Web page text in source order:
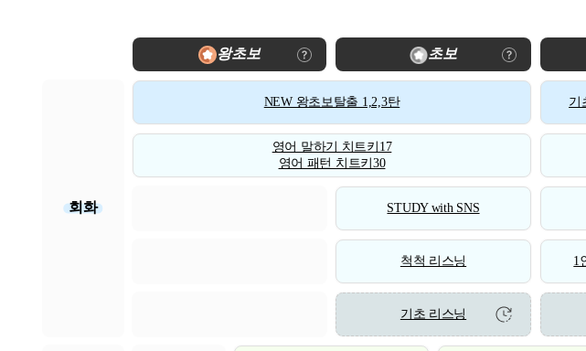
왕초보 초보
회화
NEW 왕초보탈출 1,2,3탄 기
영어 말하기 치트키17
영어 패턴 치트키30
STUDY with SNS
척척 리스닝 1
기초 리스닝